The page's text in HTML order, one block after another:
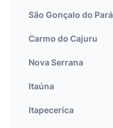
São Gonçalo do Pará
Carmo do Cajuru
Nova Serrana
Itaúna
Itapecerica